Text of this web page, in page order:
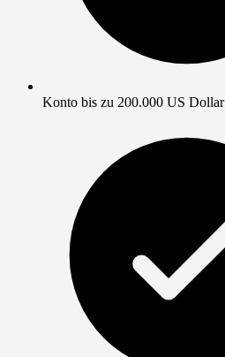
Konto bis zu 200.000 US Dollar